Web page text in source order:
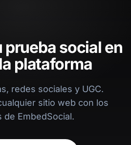
prueba social en
plataforma
redes sociales y UGC.
sitio web con los
de EmbedSocial.